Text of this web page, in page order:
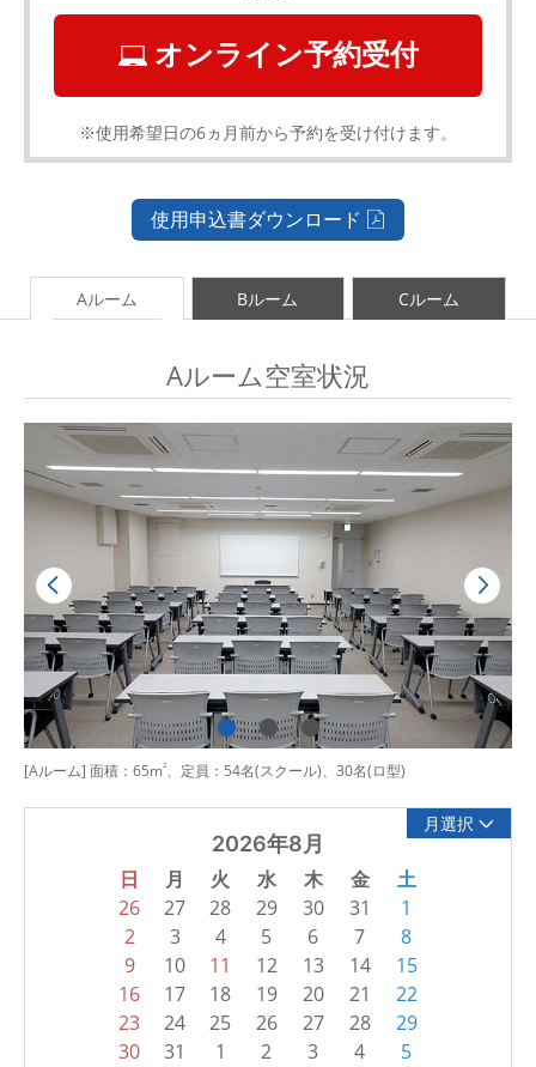
オンライン予約受付
※使用希望日の6ヵ月前から予約を受け付けます。
使用申込書ダウンロード
Aルーム Bルーム Cルーム
Aルーム空室状況
[Aルーム] 面積：65m2、定員：54名(スクール)、30名(ロ型)
月選択
2026年8月
日 月 火 水 木 金 土
26 27 28 29 30 31
1
2
3 4 5 6 7
8
9
10 11 12 13 14
15
16
17 18 19 20 21
22
23
24 25 26 27 28
29
30
31 1 2 3 4 5